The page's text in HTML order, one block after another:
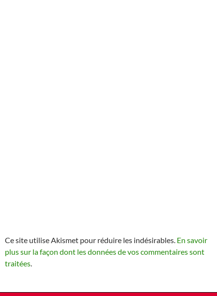
Ce site utilise Akismet pour réduire les indésirables. En savoir
plus sur la façon dont les données de vos commentaires sont
traitées.